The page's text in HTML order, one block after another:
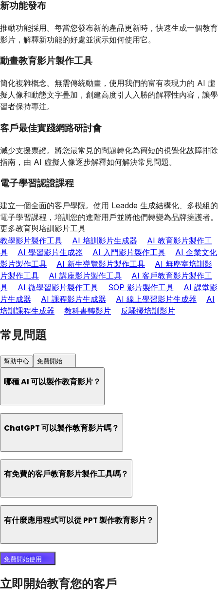
新功能發布
推動功能採用。每當您發布新的產品更新時，快速生成一個教育
影片，解釋新功能的好處並演示如何使用它。
動畫教育影片製作工具
簡化複雜概念。無需傳統動畫，使用我們的富有表現力的 AI 虛
擬人像和動態文字疊加，創建高度引人入勝的解釋性內容，讓學
習者保持專注。
客戶最佳實踐網路研討會
減少支援票證。將您最常見的問題轉化為簡短的視覺化故障排除
指南，由 AI 虛擬人像逐步解釋如何解決常見問題。
電子學習認證課程
建立一個全面的客戶學院。使用 Leadde 生成結構化、多模組的
電子學習課程，培訓您的進階用戶並將他們轉變為品牌擁護者。
更多教育與培訓影片工具
教學影片製作工具 AI 培訓影片生成器
AI 教育影片製作工
具
AI 學習影片生成器 AI 入門影片製作工具
AI 企業文化
影片製作工具
AI 新生導覽影片製作工具
AI 無塵室培訓影
片製作工具
AI 講座影片製作工具
AI 客戶教育影片製作工
具
AI 微學習影片製作工具 SOP 影片製作工具
AI 課堂影
片生成器
AI 課程影片生成器 AI 線上學習影片生成器
AI
培訓課程生成器
教科書轉影片 反騷擾培訓影片
常見問題
幫助中心 免費開始
哪種 AI 可以製作教育影片？
ChatGPT 可以製作教育影片嗎？
有免費的客戶教育影片製作工具嗎？
有什麼應用程式可以從 PPT 製作教育影片？
免費開始使用
立即開始教育您的客戶